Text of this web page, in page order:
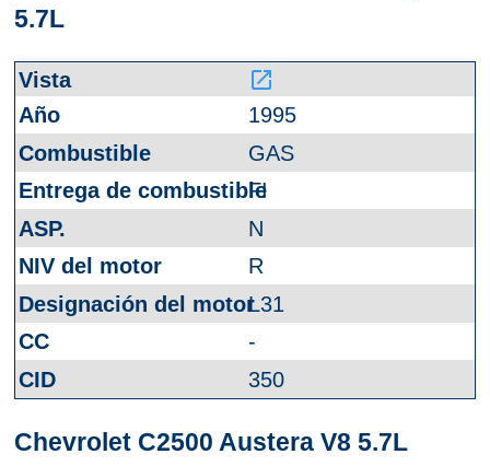
5.7L
launch
1995
GAS
FI
N
R
L31
-
350
Chevrolet C2500 Austera V8 5.7L